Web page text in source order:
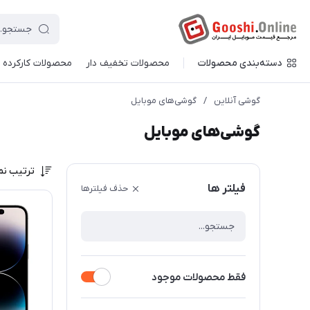
دسته‌بندی محصولات محصولات تخفیف دار محصولات کارکرده
گوشی آنلاین / گوشی‌های موبایل
گوشی‌های موبایل
فیلتر ها حذف فیلترها
فقط محصولات موجود
ترتیب